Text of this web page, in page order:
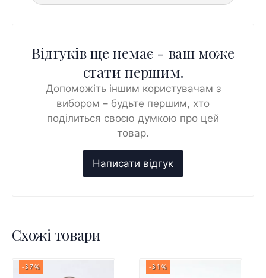
Відгуків ще немає - ваш може
стати першим.
Допоможіть іншим користувачам з
вибором – будьте першим, хто
поділиться своєю думкою про цей
товар.
Схожі товари
-37% -31%